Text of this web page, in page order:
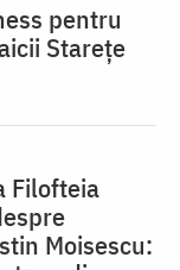
pentru
Starețe
Filofteia
Moisescu: